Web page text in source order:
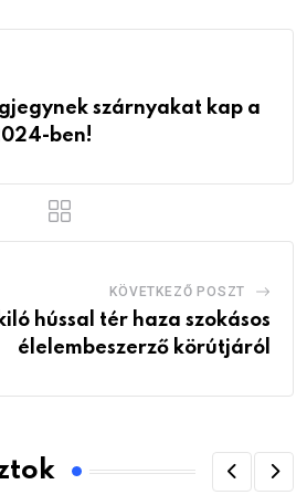
szárnyakat kap a
ben!
KÖVETKEZŐ POSZT
hússal tér haza szokásos
élelembeszerző körútjáról